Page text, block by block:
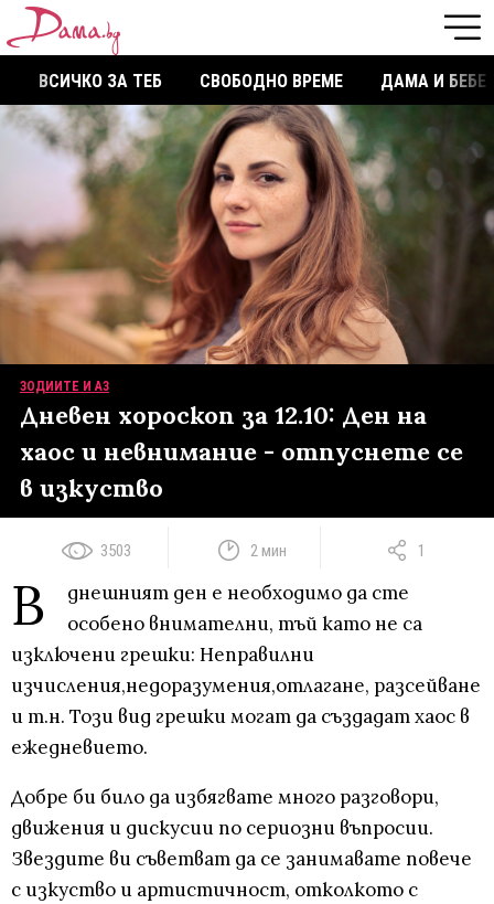
ВСИЧКО ЗА ТЕБ СВОБОДНО ВРЕМЕ ДАМА И БЕБЕ
ЗОДИИТЕ И АЗ
Дневен хороскоп за 12.10: Ден на
хаос и невнимание - отпуснете се
в изкуство
3503 2 мин 1
В
днешният ден е необходимо да сте
особено внимателни, тъй като не са
изключени грешки: Неправилни
изчисления,недоразумения,отлагане, разсейване
и т.н. Този вид грешки могат да създадат хаос в
ежедневието.
Добре би било да избягвате много разговори,
движения и дискусии по сериозни въпросии.
Звездите ви съветват да се занимавате повече
с изкуство и артистичност, отколкото с